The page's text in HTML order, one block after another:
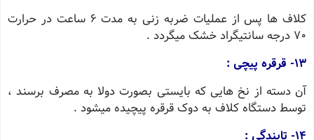
کلاف ها پس از عملیات ضربه زنی به مدت 6 ساعت در حرارت
70 درجه سانتیگراد خشک میگردد .
13- قرقره پیچی :
آن دسته از نخ هایی که بایستی بصورت دولا به مصرف برسند ،
توسط دستگاه کلاف به دوک قرقره پیچیده میشود .
14- تابندگی :